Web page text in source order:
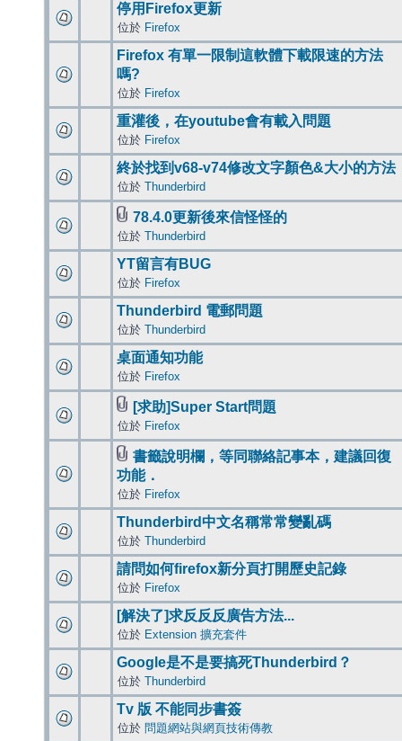
停用Firefox更新
位於 Firefox
Firefox 有單一限制這軟體下載限速的方法
嗎?
位於 Firefox
重灌後，在youtube會有載入問題
位於 Firefox
終於找到v68-v74修改文字顏色&大小的方法
位於 Thunderbird
78.4.0更新後來信怪怪的
位於 Thunderbird
YT留言有BUG
位於 Firefox
Thunderbird 電郵問題
位於 Thunderbird
桌面通知功能
位於 Firefox
[求助]Super Start問題
位於 Firefox
書籤說明欄，等同聯絡記事本，建議回復
功能．
位於 Firefox
Thunderbird中文名稱常常變亂碼
位於 Thunderbird
請問如何firefox新分頁打開歷史記錄
位於 Firefox
[解決了]求反反反廣告方法...
位於 Extension 擴充套件
Google是不是要搞死Thunderbird？
位於 Thunderbird
Tv 版 不能同步書簽
位於 問題網站與網頁技術傳教